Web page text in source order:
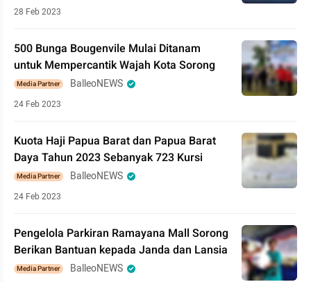
28 Feb 2023
500 Bunga Bougenvile Mulai Ditanam
untuk Mempercantik Wajah Kota Sorong
Media Partner BalleoNEWS
24 Feb 2023
Kuota Haji Papua Barat dan Papua Barat
Daya Tahun 2023 Sebanyak 723 Kursi
Media Partner BalleoNEWS
24 Feb 2023
Pengelola Parkiran Ramayana Mall Sorong
Berikan Bantuan kepada Janda dan Lansia
Media Partner BalleoNEWS